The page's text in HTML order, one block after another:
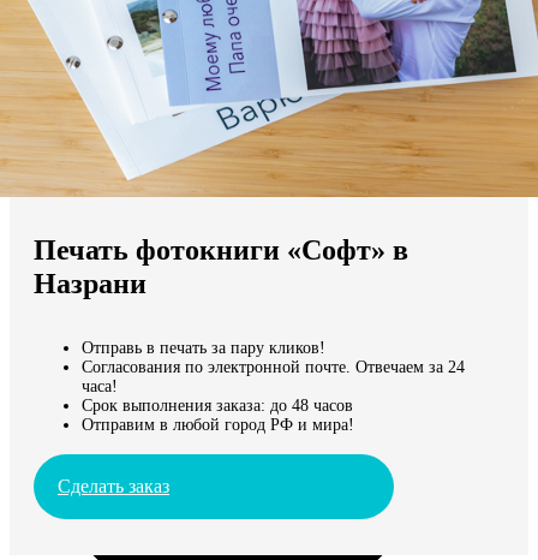
Мы доставляем по всему миру
Продолжить без города
Печать фотокниги «Софт» в
Назрани
Отправь в печать за пару кликов!
Согласования по электронной почте. Отвечаем за 24
часа!
Срок выполнения заказа: до 48 часов
Отправим в любой город РФ и мира!
Сделать заказ